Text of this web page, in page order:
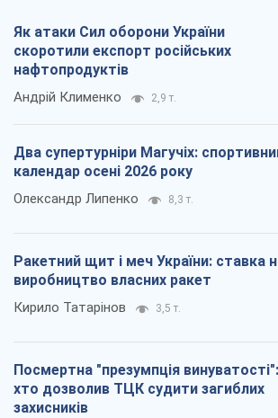
Як атаки Сил оборони України
скоротили експорт російських
нафтопродуктів
Андрій Клименко 2,9 т.
Два супертурніри Магучіх:
календар осені 2026 року
Олександр Липенко 8,3 т.
Ракетний щит і меч України: ставка
виробництво власних ракет
Кирило Татарінов 3,5 т.
Посмертна "презумпція винуватості":
хто дозволив ТЦК судити загиблих
захисників